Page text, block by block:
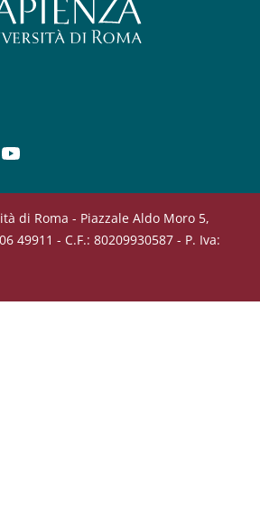
di Roma - Piazzale Aldo Moro 5,
49911 - C.F.: 80209930587 - P. Iva: